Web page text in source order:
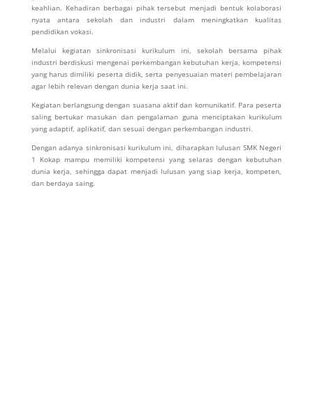
keahlian. Kehadiran berbagai pihak tersebut menjadi bentuk kolaborasi
nyata antara sekolah dan industri dalam meningkatkan kualitas
pendidikan vokasi.
Melalui kegiatan sinkronisasi kurikulum ini, sekolah bersama pihak
industri berdiskusi mengenai perkembangan kebutuhan kerja, kompetensi
yang harus dimiliki peserta didik, serta penyesuaian materi pembelajaran
agar lebih relevan dengan dunia kerja saat ini.
Kegiatan berlangsung dengan suasana aktif dan komunikatif. Para peserta
saling bertukar masukan dan pengalaman guna menciptakan kurikulum
yang adaptif, aplikatif, dan sesuai dengan perkembangan industri.
Dengan adanya sinkronisasi kurikulum ini, diharapkan lulusan SMK Negeri
1 Kokap mampu memiliki kompetensi yang selaras dengan kebutuhan
dunia kerja, sehingga dapat menjadi lulusan yang siap kerja, kompeten,
dan berdaya saing.